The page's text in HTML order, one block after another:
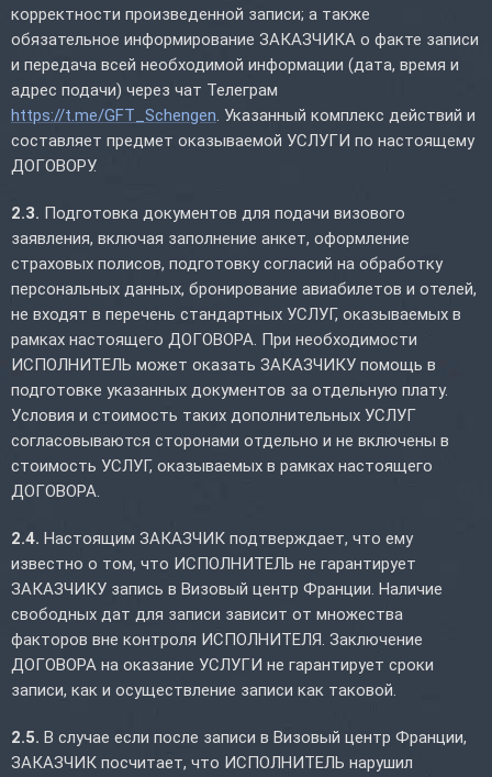
корректности произведенной записи; а также
обязательное информирование ЗАКАЗЧИКА о факте записи
и передача всей необходимой информации (дата, время и
адрес подачи) через чат Телеграм
https://t.me/GFT_Schengen. Указанный комплекс действий и
составляет предмет оказываемой УСЛУГИ по настоящему
ДОГОВОРУ.
2.3. Подготовка документов для подачи визового
заявления, включая заполнение анкет, оформление
страховых полисов, подготовку согласий на обработку
персональных данных, бронирование авиабилетов и отелей,
не входят в перечень стандартных УСЛУГ, оказываемых в
рамках настоящего ДОГОВОРА. При необходимости
ИСПОЛНИТЕЛЬ может оказать ЗАКАЗЧИКУ помощь в
подготовке указанных документов за отдельную плату.
Условия и стоимость таких дополнительных УСЛУГ
согласовываются сторонами отдельно и не включены в
стоимость УСЛУГ, оказываемых в рамках настоящего
ДОГОВОРА.
2.4. Настоящим ЗАКАЗЧИК подтверждает, что ему
известно о том, что ИСПОЛНИТЕЛЬ не гарантирует
ЗАКАЗЧИКУ запись в Визовый центр Франции. Наличие
свободных дат для записи зависит от множества
факторов вне контроля ИСПОЛНИТЕЛЯ. Заключение
ДОГОВОРА на оказание УСЛУГИ не гарантирует сроки
записи, как и осуществление записи как таковой.
2.5. В случае если после записи в Визовый центр Франции,
ЗАКАЗЧИК посчитает, что ИСПОЛНИТЕЛЬ нарушил